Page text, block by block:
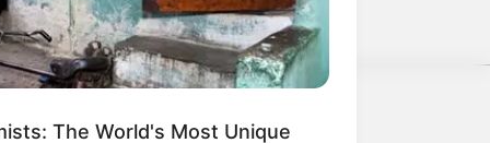
würden, statt mit ihren
The World's Most Unique